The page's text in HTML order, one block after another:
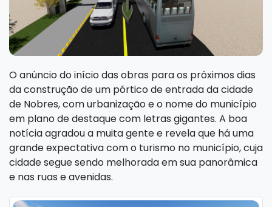
O anúncio do início das obras para os próximos dias
da construção de um pórtico de entrada da cidade
de Nobres, com urbanização e o nome do município
em plano de destaque com letras gigantes. A boa
notícia agradou a muita gente e revela que há uma
grande expectativa com o turismo no município, cuja
cidade segue sendo melhorada em sua panorâmica
e nas ruas e avenidas.